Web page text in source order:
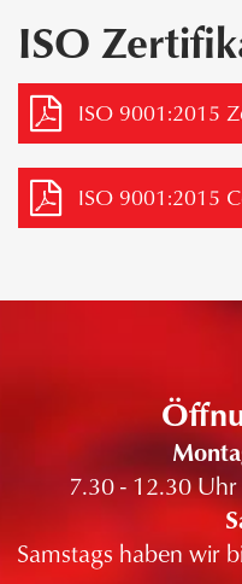
ISO
ISO 9001:2015
ISO 9001:2015
7.30 - 12.30
Samstags haben wir